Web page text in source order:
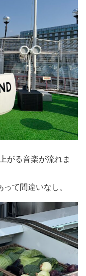
がる音楽が流れま
て間違いなし。